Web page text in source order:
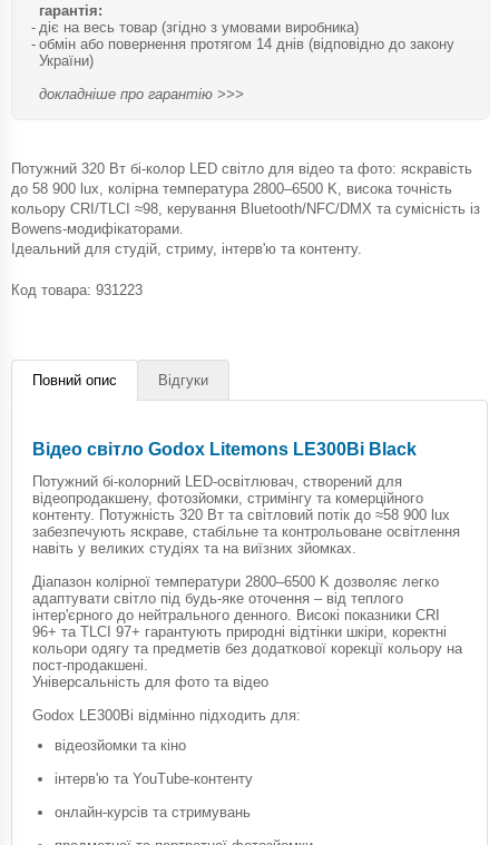
гарантія:
діє на весь товар (згідно з умовами виробника)
обмін або повернення протягом 14 днів (відповідно до закону
України)
докладніше про гарантію >>>
Потужний 320 Вт бі-колор LED світло для відео та фото: яскравість
до 58 900 lux, колірна температура 2800–6500 K, висока точність
кольору CRI/TLCI ≈98, керування Bluetooth/NFC/DMX та сумісність із
Bowens-модифікаторами.
Ідеальний для студій, стриму, інтерв'ю та контенту.
Код товара: 931223
Повний опис Відгуки
Відео світло Godox Litemons LE300Bi Black
Потужний бі-колорний LED-освітлювач, створений для
відеопродакшену, фотозйомки, стримінгу та комерційного
контенту. Потужність 320 Вт та світловий потік до ≈58 900 lux
забезпечують яскраве, стабільне та контрольоване освітлення
навіть у великих студіях та на виїзних зйомках.
Діапазон колірної температури 2800–6500 K дозволяє легко
адаптувати світло під будь-яке оточення – від теплого
інтер'єрного до нейтрального денного. Високі показники CRI
96+ та TLCI 97+ гарантують природні відтінки шкіри, коректні
кольори одягу та предметів без додаткової корекції кольору на
пост-продакшені.
Універсальність для фото та відео
Godox LE300Bi відмінно підходить для:
відеозйомки та кіно
інтерв'ю та YouTube-контенту
онлайн-курсів та стримувань